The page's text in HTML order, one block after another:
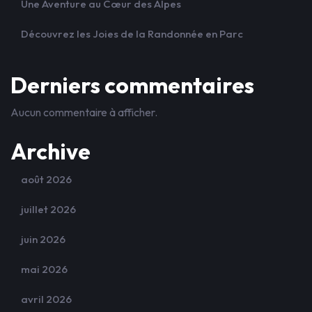
Une Aventure au Cœur des Alpes
Découvrez les Joies de la Randonnée en Parc
Derniers commentaires
Aucun commentaire à afficher.
Archive
août 2026
juillet 2026
juin 2026
mai 2026
avril 2026